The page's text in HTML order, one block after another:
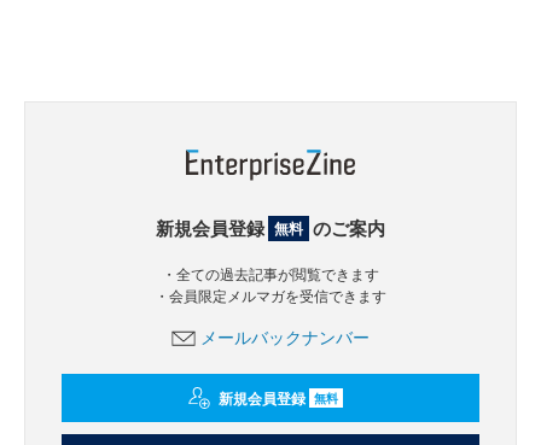
新規会員登録 無料 のご案内
・全ての過去記事が閲覧できます
・会員限定メルマガを受信できます
メールバックナンバー
新規会員登録 無料